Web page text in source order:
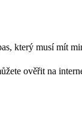
který musí mít
ověřit na